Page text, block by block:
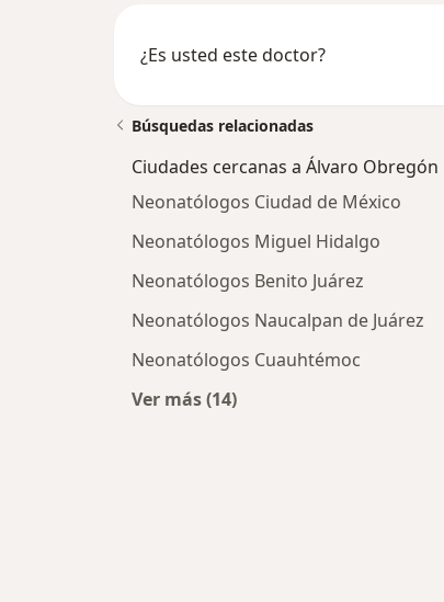
¿Es usted este doctor?
Búsquedas relacionadas
Ciudades cercanas a Álvaro Obregón
Neonatólogos Ciudad de México
Neonatólogos Miguel Hidalgo
Neonatólogos Benito Juárez
Neonatólogos Naucalpan de Juárez
Neonatólogos Cuauhtémoc
Ver más (14)